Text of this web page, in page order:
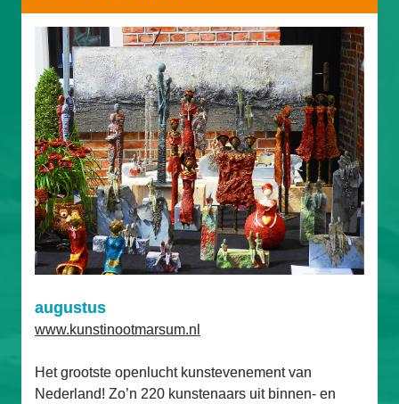
augustus
www.kunstinootmarsum.nl
Het grootste openlucht kunstevenement van
Nederland! Zo’n 220 kunstenaars uit binnen- en